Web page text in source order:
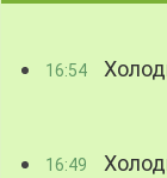
16:54
16:49